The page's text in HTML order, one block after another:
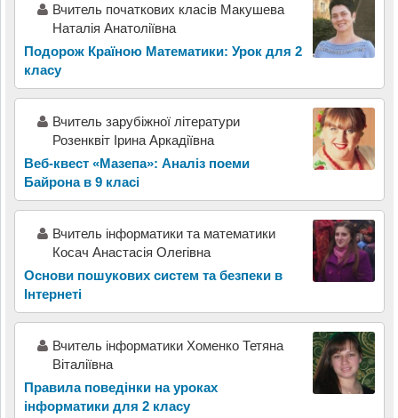
Вчитель початкових класів Макушева
Наталія Анатоліївна
Подорож Країною Математики: Урок для 2
класу
Вчитель зарубіжної літератури
Розенквіт Ірина Аркадіївна
Веб-квест «Мазепа»: Аналіз поеми
Байрона в 9 класі
Вчитель інформатики та математики
Косач Анастасія Олегівна
Основи пошукових систем та безпеки в
Інтернеті
Вчитель інформатики Хоменко Тетяна
Віталіївна
Правила поведінки на уроках
інформатики для 2 класу